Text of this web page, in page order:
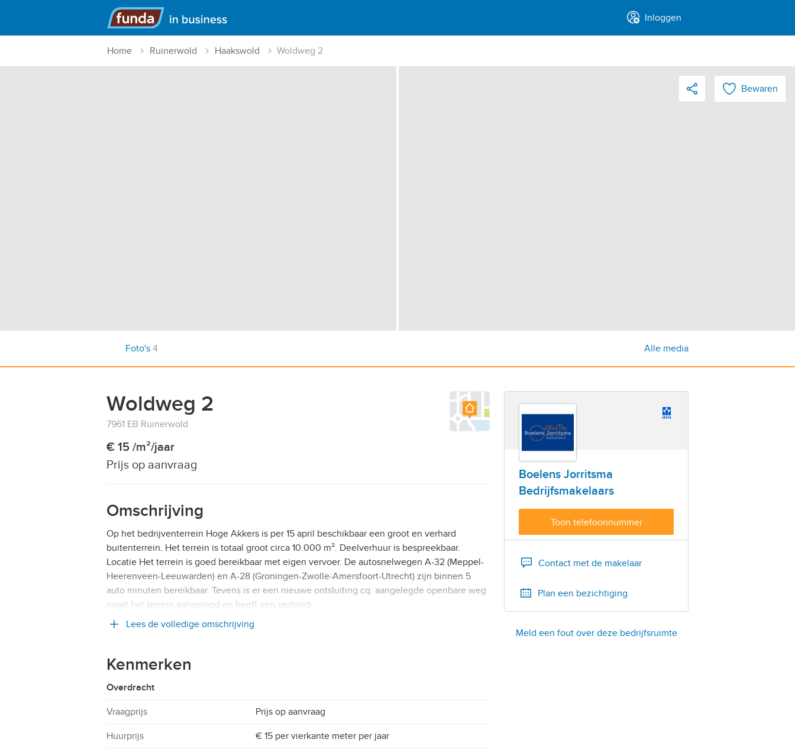
Hoofdmenu
Inloggen
Home Ruinerwold Haakswold Woldweg 2
Bewaren
Foto's 4 Alle media
Woldweg 2
7961 EB Ruinerwold
€ 15 /m²/jaar
Prijs op aanvraag
Omschrijving
Op het bedrijventerrein Hoge Akkers is per 15 april beschikbaar een groot en verhard
buitenterrein. Het terrein is totaal groot circa 10.000 m². Deelverhuur is bespreekbaar.
Locatie Het terrein is goed bereikbaar met eigen vervoer. De autosnelwegen A-32 (Meppel-
Heerenveen-Leeuwarden) en A-28 (Groningen-Zwolle-Amersfoort-Utrecht) zijn binnen 5
auto minuten bereikbaar. Tevens is er een nieuwe ontsluiting cq. aangelegde openbare weg
naast het terrein aangelegd en heeft een verbindi …
Lees de volledige omschrijving
Kenmerken
Overdracht
Vraagprijs Prijs op aanvraag
Huurprijs € 15 per vierkante meter per jaar
Boelens Jorritsma
Bedrijfsmakelaars
Toon telefoonnummer
Contact met de makelaar
Plan een bezichtiging
Meld een fout over deze bedrijfsruimte